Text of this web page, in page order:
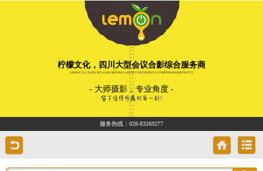
柠檬文化，四川大型会议合影综合服务商
LEMON CULTURE, SICHUAN SERVING LARGE CONFERENCE COMPREHENSIVE PHOTO
- 大师摄影，专业角度 -
服务热线： 028-83269277